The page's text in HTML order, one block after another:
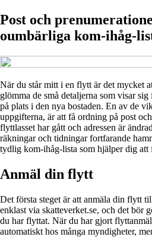
Post och
oumbärliga kom-ihåg-
När du står mitt i en flytt är det mycket
glömma de små detaljerna som visar
på plats i den nya bostaden. En av de
uppgifterna, är att få ordning på post
flyttlasset har gått och adressen är
räkningar och tidningar fortfarande
tydlig kom-ihåg-lista som hjälper dig att
Anmäl din flytt
Det första steget är att anmäla din flytt
enklast via skatteverket.se, och det bör
du har flyttat. När du har gjort
automatiskt hos många myndigheter,